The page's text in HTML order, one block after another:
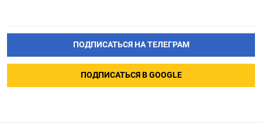
ПОДПИСАТЬСЯ НА ТЕЛЕГРАМ
ПОДПИСАТЬСЯ В GOOGLE